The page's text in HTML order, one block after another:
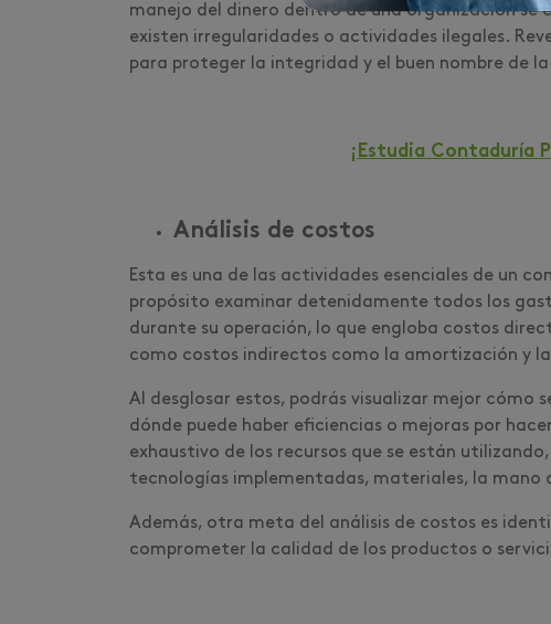
manejo del dinero dentro de una organización
existen irregularidades o actividades ilegales.
para proteger la integridad y el buen nombre de
¡Estudia Contaduría
Análisis de costos
Esta es una de las actividades esenciales de un
propósito examinar detenidamente todos los
durante su operación, lo que engloba costos
como costos indirectos como la amortización y
Al desglosar estos, podrás visualizar mejor cómo
dónde puede haber eficiencias o mejoras por
exhaustivo de los recursos que se están
tecnologías implementadas, materiales, la mano
Además, otra meta del análisis de costos es
comprometer la calidad de los productos o